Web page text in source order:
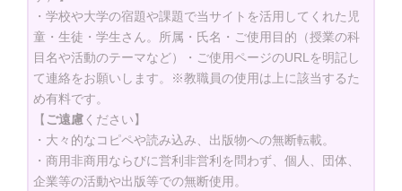
・学校や大学の宿題や課題で当サイトを活用してくれた児
童・生徒・学生さん。所属・氏名・ご使用目的（授業の科
目名や活動のテーマなど）・ご使用ページのURLを明記し
て連絡をお願いします。※教職員の使用は上に該当するた
め有料です。
【 ご遠慮ください】
・大々的なコピペや読み込み、出版物への無断転載。
・商用非商用ならびに営利非営利を問わず、個人、団体、
企業等の活動や出版等での無断使用。